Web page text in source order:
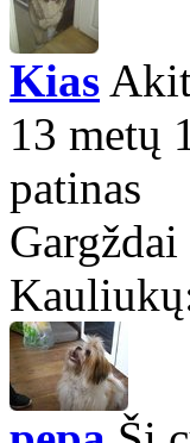
Kias
13 metų
patinas
Gargždai